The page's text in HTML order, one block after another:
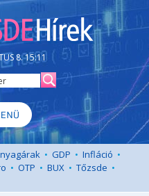
8. 15:11
• GDP • Infláció •
• OTP • BUX • Tőzsde •